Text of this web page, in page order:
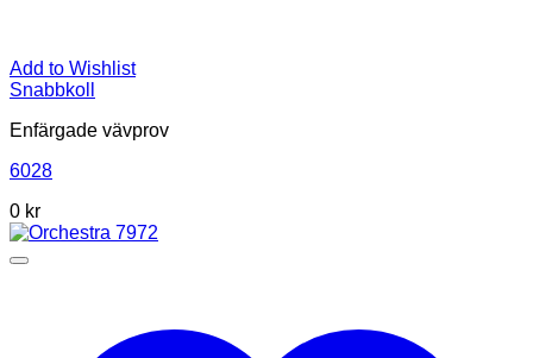
Add to Wishlist
Snabbkoll
Enfärgade vävprov
6028
0 kr